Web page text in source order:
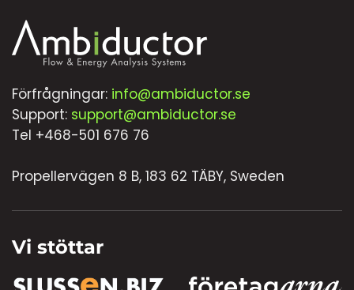
Förfrågningar: info@ambiductor.se
Support: support@ambiductor.se
Tel +468-501 676 76
Propellervägen 8 B, 183 62 TÄBY, Sweden
Vi stöttar